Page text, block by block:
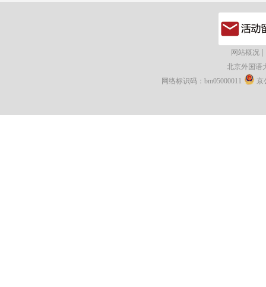
网站概况
北京外国语
网络标识码：bm05000011
京